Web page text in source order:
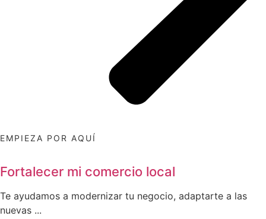
EMPIEZA POR AQUÍ
Fortalecer mi comercio local
Te ayudamos a modernizar tu negocio, adaptarte a las
nuevas ...